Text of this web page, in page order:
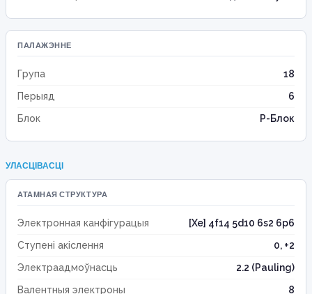
ПАЛАЖЭННЕ
Група
18
Перыяд
6
Блок
P-Блок
УЛАСЦІВАСЦІ
АТАМНАЯ СТРУКТУРА
Электронная канфігурацыя
[Xe] 4f14 5d10 6s2 6p6
Ступені акіслення
0, +2
Электраадмоўнасць
2.2 (Pauling)
Валентныя электроны
8